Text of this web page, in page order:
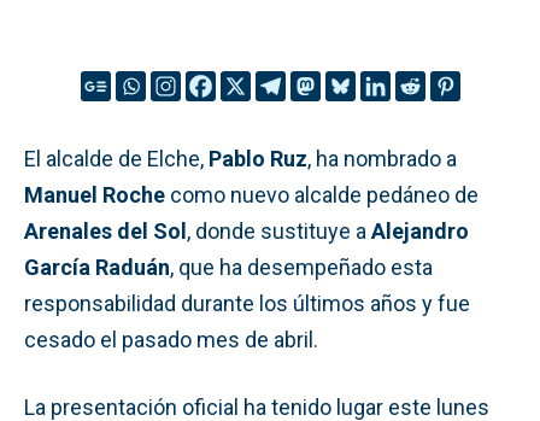
El alcalde de Elche, Pablo Ruz, ha nombrado a
Manuel Roche como nuevo alcalde pedáneo de
Arenales del Sol, donde sustituye a Alejandro
García Raduán, que ha desempeñado esta
responsabilidad durante los últimos años y fue
cesado el pasado mes de abril.
La presentación oficial ha tenido lugar este lunes